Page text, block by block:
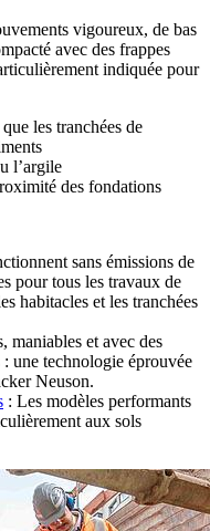
vigoureux, de bas
avec des frappes
indiquée pour
les tranchées de
l’argile
des fondations
sans émissions de
pour tous les travaux de
habitacles et les tranchées
maniables et avec des
une technologie éprouvée
Neuson.
: Les modèles performants
aux sols